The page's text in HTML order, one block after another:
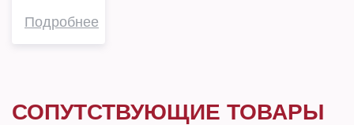
Подробнее
СОПУТСТВУЮЩИЕ ТОВАРЫ